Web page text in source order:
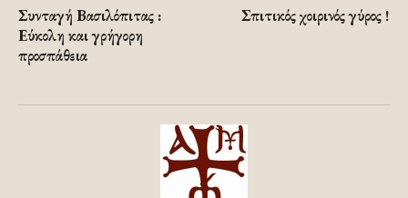
Συνταγή Βασιλόπιτας :
Εύκολη και γρήγορη
προσπάθεια
Σπιτικός χοιρινός γύρος !